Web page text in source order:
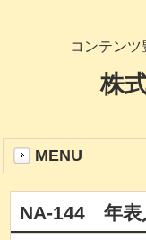
コンテン
株
MENU
NA-144 年表